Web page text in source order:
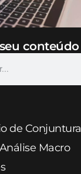
conteúdo
de Conjuntura
Macro